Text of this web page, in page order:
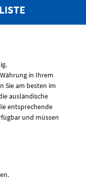
in Ihrem
Sie am besten im
ausländische
entsprechende
und müssen